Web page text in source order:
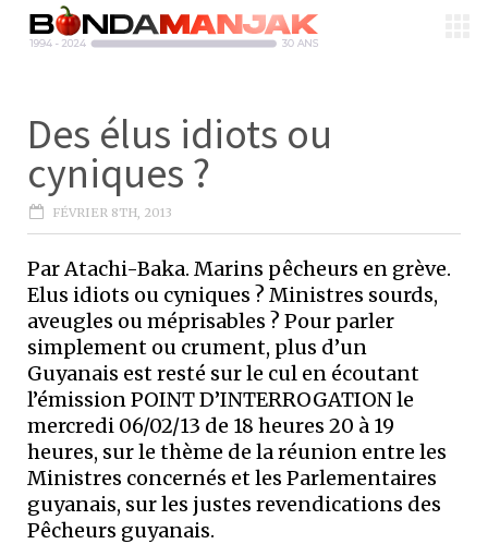
Des élus idiots ou
cyniques ?
FÉVRIER 8TH, 2013
Par Atachi-Baka. Marins pêcheurs en grève.
Elus idiots ou cyniques ? Ministres sourds,
aveugles ou méprisables ? Pour parler
simplement ou crument, plus d’un
Guyanais est resté sur le cul en écoutant
l’émission POINT D’INTERROGATION le
mercredi 06/02/13 de 18 heures 20 à 19
heures, sur le thème de la réunion entre les
Ministres concernés et les Parlementaires
guyanais, sur les justes revendications des
Pêcheurs guyanais.